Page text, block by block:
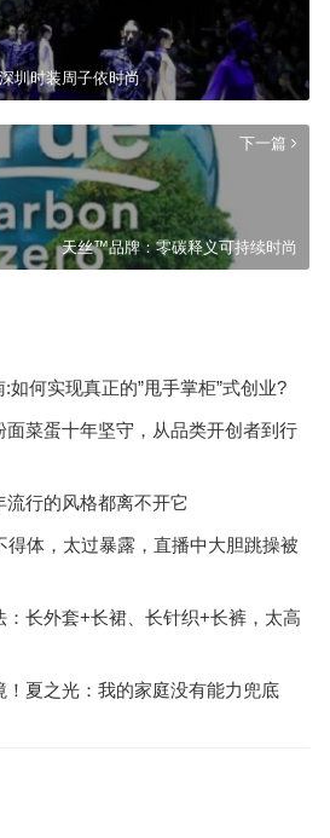
圳时装周子依时尚
下一篇
天丝™品牌：零碳释义可持续时尚
如何实现真正的”甩手掌柜”式创业?
菜蛋十年坚守，从品类开创者到行
行的风格都离不开它
得体，太过暴露，直播中大胆跳操被
长外套+长裙、长针织+长裤，太高
夏之光：我的家庭没有能力兜底